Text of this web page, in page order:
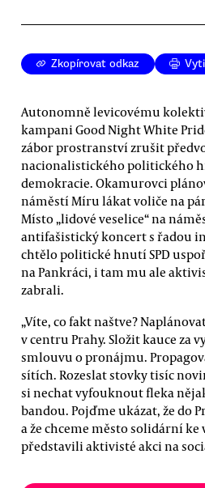
Zkopírovat odkaz
Autonomně levicovému
kampani Good Night White
zábor prostranství zrušit
nacionalistického politického
demokracie. Okamurovci
náměstí Míru lákat voliče na
Místo „lidové veselice“ na
antifašistický koncert s řadou
chtělo politické hnutí SPD
na Pankráci, i tam mu ale
zabrali.
„Víte, co fakt naštve?
v centru Prahy. Složit kauce za
smlouvu o pronájmu.
sítích. Rozeslat stovky tisíc
si nechat vyfouknout fleka
bandou. Pojďme ukázat, že do
a že chceme město solidární ke
představili aktivisté akci na